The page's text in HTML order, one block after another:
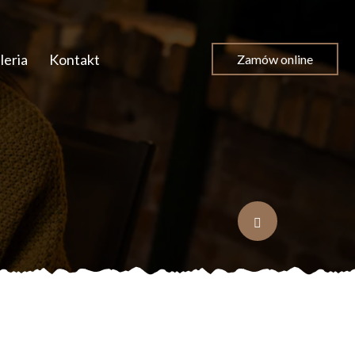
Kontakt Zamów online